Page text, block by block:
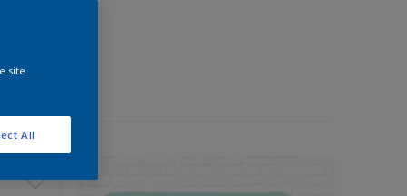
site
All